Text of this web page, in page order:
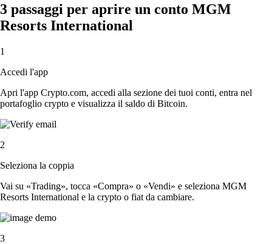
3 passaggi per aprire un conto MGM
Resorts International
1
Accedi l'app
Apri l'app Crypto.com, accedi alla sezione dei tuoi conti, entra nel
portafoglio crypto e visualizza il saldo di Bitcoin.
2
Seleziona la coppia
Vai su «Trading», tocca «Compra» o «Vendi» e seleziona MGM
Resorts International e la crypto o fiat da cambiare.
3